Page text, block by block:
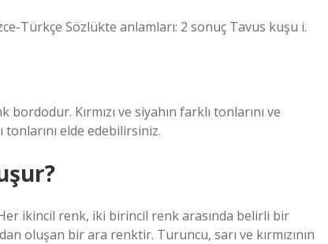
Türkçe Sözlükte anlamları: 2 sonuç Tavus kuşu i.
Kırmızı ve siyahın farklı tonlarını ve
tonlarını elde edebilirsiniz.
ikincil renk, iki birincil renk arasında belirli bir
oluşan bir ara renktir. Turuncu, sarı ve kırmızının